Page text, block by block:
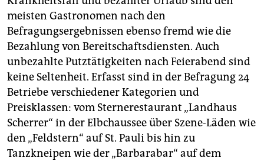
meisten Gastronomen nach den
Befragungsergebnissen ebenso fremd wie die
Bezahlung von Bereitschaftsdiensten. Auch
unbezahlte Putztätigkeiten nach Feierabend sind
keine Seltenheit. Erfasst sind in der Befragung 24
Betriebe verschiedener Kategorien und
Preisklassen: vom Sternerestaurant „Landhaus
Scherrer“ in der Elbchaussee über Szene-Läden wie
den „Feldstern“ auf St. Pauli bis hin zu
Tanzkneipen wie der „Barbarabar“ auf dem